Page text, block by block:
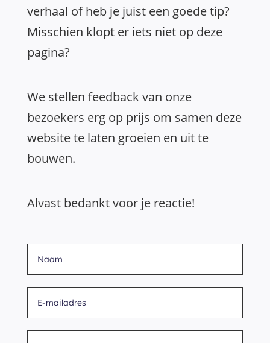
verhaal of heb je juist een goede tip?
Misschien klopt er iets niet op deze
pagina?
We stellen feedback van onze
bezoekers erg op prijs om samen deze
website te laten groeien en uit te
bouwen.
Alvast bedankt voor je reactie!